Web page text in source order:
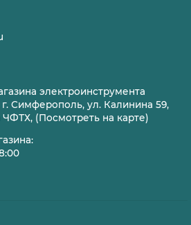
электроинструмента
Симферополь, ул. Калинина 59,
(Посмотреть на карте)